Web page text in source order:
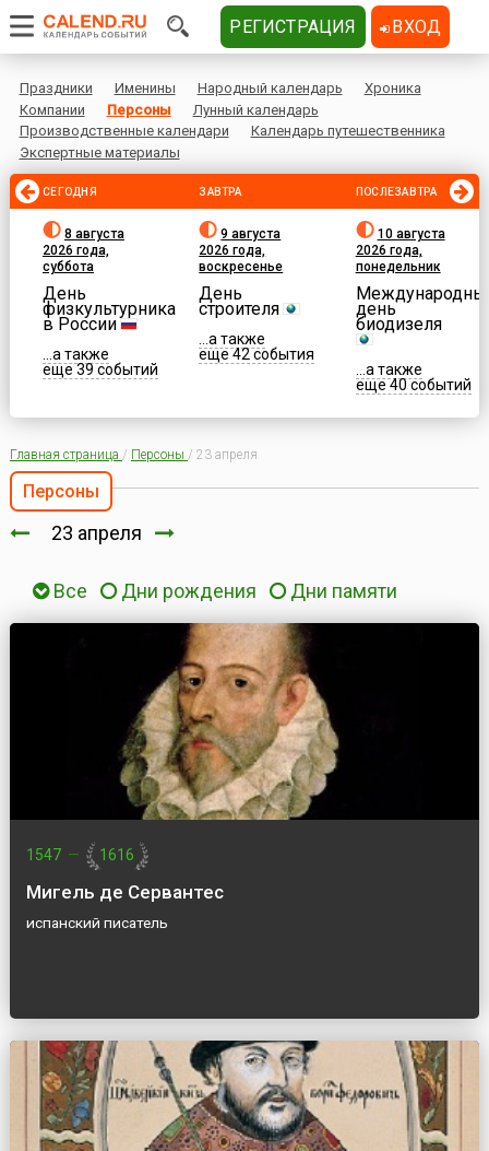
Праздники Именины Народный календарь
Хроника
Компании
Персоны
Лунный календарь
Производственные календари
Календарь путешественника
Экспертные материалы
СЕГОДНЯ
8 августа
2026 года,
суббота
День
физкультурника
в России
...а также
еще 39 событий
ЗАВТРА
9 августа
2026 года,
воскресенье
День
строителя
...а также
еще 42 события
ПОСЛЕЗАВТРА
10 августа
2026 года,
понедельник
день
биодизеля
...а также
еще 40 событий
Главная страница / Персоны / 23 апреля
Персоны
23 апреля
Все Дни рождения Дни памяти
1547 — 1616
Мигель де Сервантес
испанский писатель
РЕГИСТРАЦИЯ ВХОД